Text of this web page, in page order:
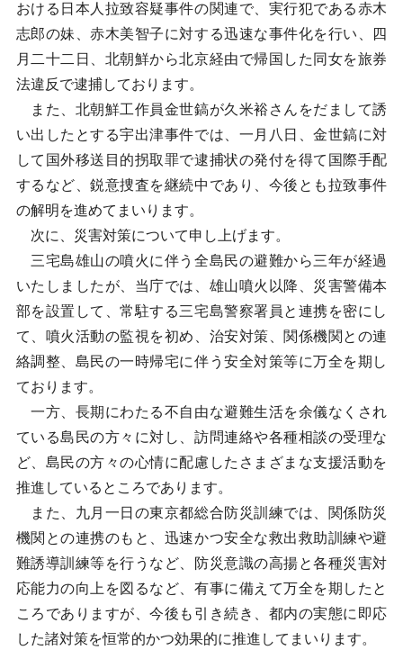
おける日本人拉致容疑事件の関連で、実行犯である赤木
志郎の妹、赤木美智子に対する迅速な事件化を行い、四
月二十二日、北朝鮮から北京経由で帰国した同女を旅券
法違反で逮捕しております。
また、北朝鮮工作員金世鎬が久米裕さんをだまして誘
い出したとする宇出津事件では、一月八日、金世鎬に対
して国外移送目的拐取罪で逮捕状の発付を得て国際手配
するなど、鋭意捜査を継続中であり、今後とも拉致事件
の解明を進めてまいります。
次に、災害対策について申し上げます。
三宅島雄山の噴火に伴う全島民の避難から三年が経過
いたしましたが、当庁では、雄山噴火以降、災害警備本
部を設置して、常駐する三宅島警察署員と連携を密にし
て、噴火活動の監視を初め、治安対策、関係機関との連
絡調整、島民の一時帰宅に伴う安全対策等に万全を期し
ております。
一方、長期にわたる不自由な避難生活を余儀なくされ
ている島民の方々に対し、訪問連絡や各種相談の受理な
ど、島民の方々の心情に配慮したさまざまな支援活動を
推進しているところであります。
また、九月一日の東京都総合防災訓練では、関係防災
機関との連携のもと、迅速かつ安全な救出救助訓練や避
難誘導訓練等を行うなど、防災意識の高揚と各種災害対
応能力の向上を図るなど、有事に備えて万全を期したと
ころでありますが、今後も引き続き、都内の実態に即応
した諸対策を恒常的かつ効果的に推進してまいります。